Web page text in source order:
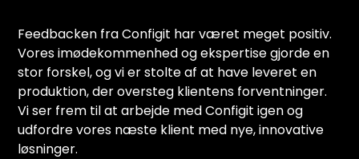
Feedbacken fra Configit har været meget positiv.
Vores imødekommenhed og ekspertise gjorde en
stor forskel, og vi er stolte af at have leveret en
produktion, der oversteg klientens forventninger.
Vi ser frem til at arbejde med Configit igen og
udfordre vores næste klient med nye, innovative
løsninger.